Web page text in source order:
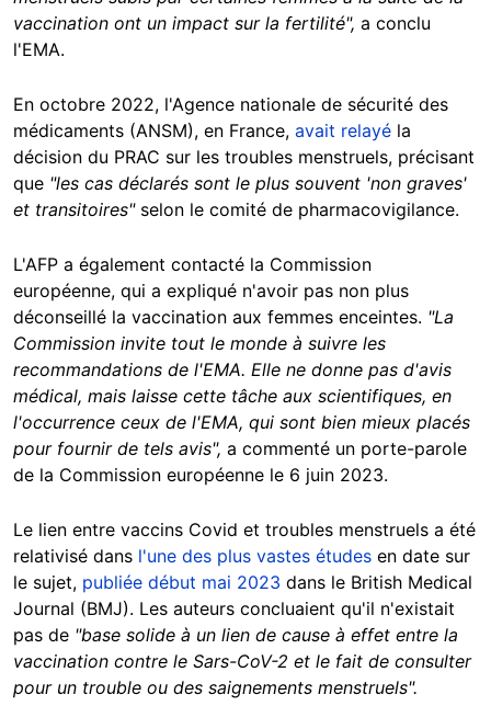
vaccination ont un impact sur la fertilité", a conclu
l'EMA.
En octobre 2022, l'Agence nationale de sécurité des
médicaments (ANSM), en France, avait relayé la
décision du PRAC sur les troubles menstruels, précisant
que "les cas déclarés sont le plus souvent 'non graves'
et transitoires" selon le comité de pharmacovigilance.
L'AFP a également contacté la Commission
européenne, qui a expliqué n'avoir pas non plus
déconseillé la vaccination aux femmes enceintes. "La
Commission invite tout le monde à suivre les
recommandations de l'EMA. Elle ne donne pas d'avis
médical, mais laisse cette tâche aux scientifiques, en
l'occurrence ceux de l'EMA, qui sont bien mieux placés
pour fournir de tels avis", a commenté un porte-parole
de la Commission européenne le 6 juin 2023.
Le lien entre vaccins Covid et troubles menstruels a été
relativisé dans l'une des plus vastes études en date sur
le sujet, publiée début mai 2023 dans le British Medical
Journal (BMJ). Les auteurs concluaient qu'il n'existait
pas de "base solide à un lien de cause à effet entre la
vaccination contre le Sars-CoV-2 et le fait de consulter
pour un trouble ou des saignements menstruels".